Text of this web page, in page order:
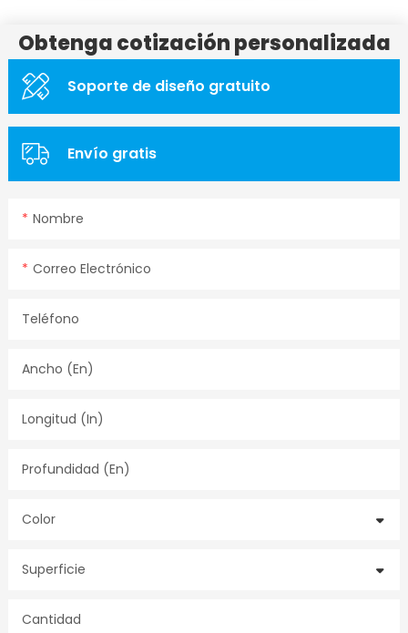
Obtenga cotización personalizada
Soporte de diseño gratuito
Envío gratis
Nombre
Correo Electrónico
Teléfono
Ancho (en)
Longitud (in)
Profundidad (en)
Color
Superficie
Cantidad